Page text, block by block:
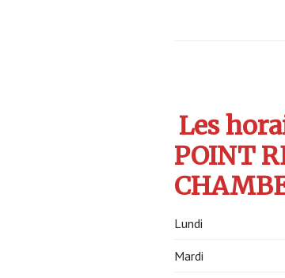
Les
POINT
Lundi
Mardi